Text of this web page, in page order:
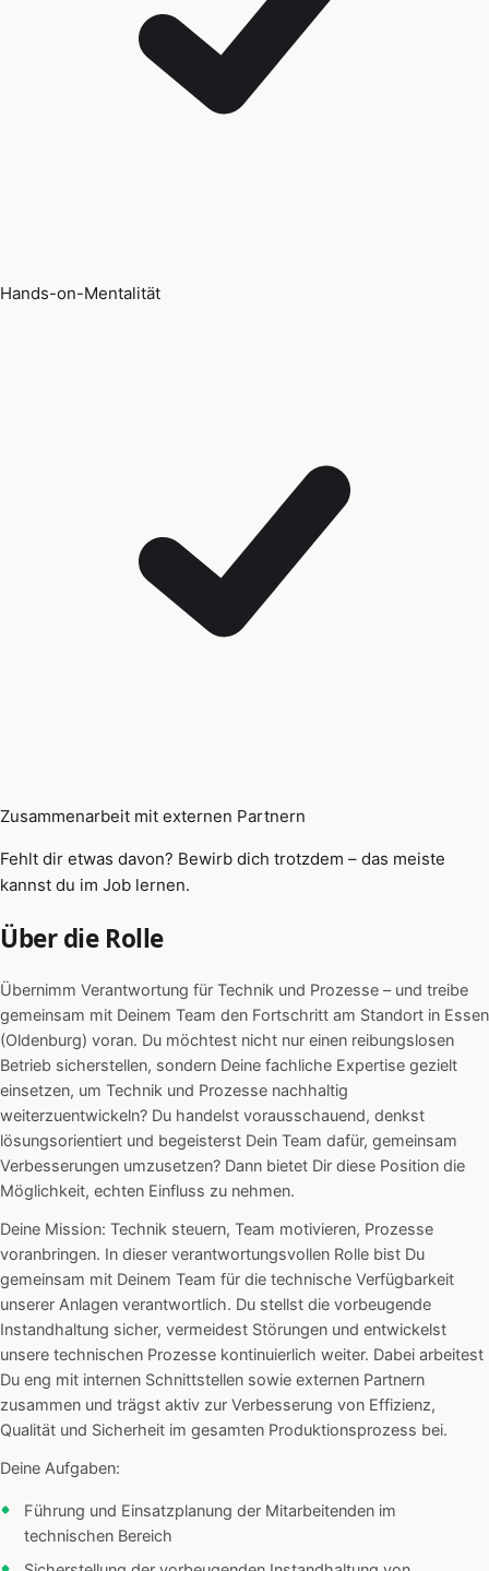
Hands-on-Mentalität
Zusammenarbeit mit externen Partnern
Fehlt dir etwas davon? Bewirb dich trotzdem – das meiste
kannst du im Job lernen.
Über die Rolle
Übernimm Verantwortung für Technik und Prozesse – und treibe
gemeinsam mit Deinem Team den Fortschritt am Standort in Essen
(Oldenburg) voran. Du möchtest nicht nur einen reibungslosen
Betrieb sicherstellen, sondern Deine fachliche Expertise gezielt
einsetzen, um Technik und Prozesse nachhaltig
weiterzuentwickeln? Du handelst vorausschauend, denkst
lösungsorientiert und begeisterst Dein Team dafür, gemeinsam
Verbesserungen umzusetzen? Dann bietet Dir diese Position die
Möglichkeit, echten Einfluss zu nehmen.
Deine Mission: Technik steuern, Team motivieren, Prozesse
voranbringen. In dieser verantwortungsvollen Rolle bist Du
gemeinsam mit Deinem Team für die technische Verfügbarkeit
unserer Anlagen verantwortlich. Du stellst die vorbeugende
Instandhaltung sicher, vermeidest Störungen und entwickelst
unsere technischen Prozesse kontinuierlich weiter. Dabei arbeitest
Du eng mit internen Schnittstellen sowie externen Partnern
zusammen und trägst aktiv zur Verbesserung von Effizienz,
Qualität und Sicherheit im gesamten Produktionsprozess bei.
Deine Aufgaben:
Führung und Einsatzplanung der Mitarbeitenden im
technischen Bereich